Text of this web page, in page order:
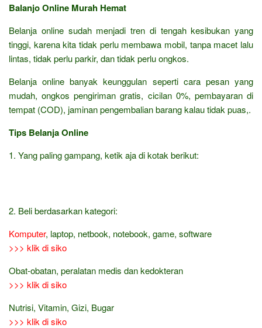
Balanjo Online Murah Hemat
Belanja online sudah menjadi tren di tengah kesibukan yang
tinggi, karena kita tidak perlu membawa mobil, tanpa macet lalu
lintas, tidak perlu parkir, dan tidak perlu ongkos.
Belanja online banyak keunggulan seperti cara pesan yang
mudah, ongkos pengiriman gratis, cicilan 0%, pembayaran di
tempat (COD), jaminan pengembalian barang kalau tidak puas,.
Tips Belanja Online
1. Yang paling gampang, ketik aja di kotak berikut:
2. Beli berdasarkan kategori:
Komputer, laptop, netbook, notebook, game, software
>>> klik di siko
Obat-obatan, peralatan medis dan kedokteran
>>> klik di siko
Nutrisi, Vitamin, Gizi, Bugar
>>> klik di siko